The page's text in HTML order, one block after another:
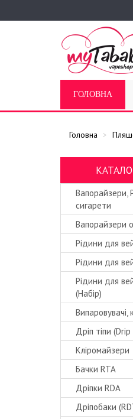
ГОЛОВНА
Головна
Вапорайзери,
сигарети
Вапорайзери
Рідини для
Рідини для
Рідини для
(Набір)
Дріп тіпи
Кліромайзери
Бачки RTA
Дріпки RDA
Дріпобаки